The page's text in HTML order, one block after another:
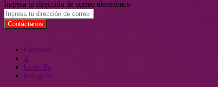
Ingresa tu dirección de correo electrónico
Facebook
X
LinkedIn
Instagram